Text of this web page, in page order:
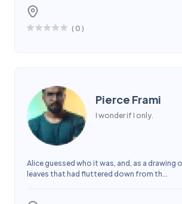
( 0 )
Pierce Frami
I wonder if I only.
Alice guessed who it was, and, as a drawing
leaves that had fluttered down from th...